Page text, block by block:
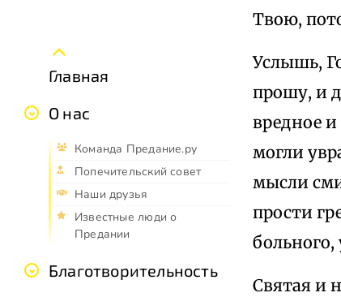
Главная
О нас
Команда Предание.ру
Попечительский совет
Наши друзья
Известные люди о
Предании
Благотворительность
Твою,
Услышь,
прошу, и
вредное
могли
мысли
прости
больного,
Святая и